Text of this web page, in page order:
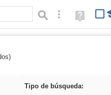
Búsqueda avanzada
Ayuda
(en
Tipo de búsqueda: